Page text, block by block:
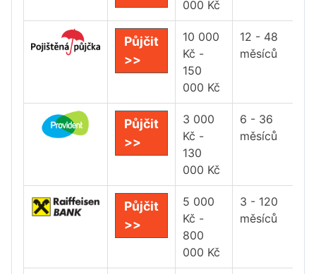
000 Kč
Půjčit
>>
10 000
Kč -
150
000 Kč
12 - 48
měsíců
Půjčit
>>
3 000
Kč -
130
000 Kč
6 - 36
měsíců
Půjčit
>>
5 000
Kč -
800
000 Kč
3 - 120
měsíců